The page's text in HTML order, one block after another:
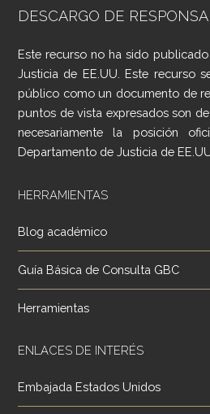
DESCARGO DE
Este recurso no ha sido
Justicia de EE.UU. Este recurso
público como un documento de
puntos de vista expresados son
necesariamente la posición
Departamento de Justicia de
HERRAMIENTAS
Blog académico
Guía Básica de Consulta GBC
Herramientas
ENLACES DE INTERÉS
Embajada Estados Unidos